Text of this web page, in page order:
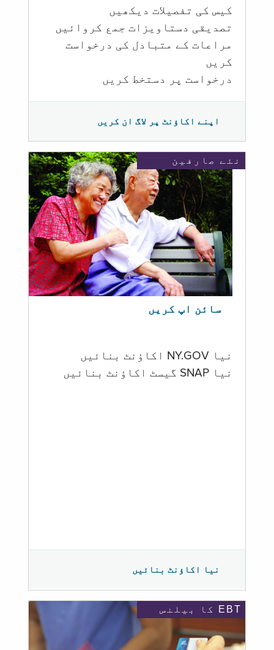
کیس کی تفصیلات دیکھیں
تصدیقی دستاویزات جمع کروائیں
مراعات کے متبادل کی درخواست
کریں
درخواست پر دستخط کریں
اپنے اکاؤنٹ پر لاگ ان کریں
نئے صارفین
سائن اپ کریں
نیا NY.GOV اکاؤنٹ بنائیں
نیا SNAP گیسٹ اکاؤنٹ بنائیں
نیا اکاؤنٹ بنائیں
EBT کا بیلنس